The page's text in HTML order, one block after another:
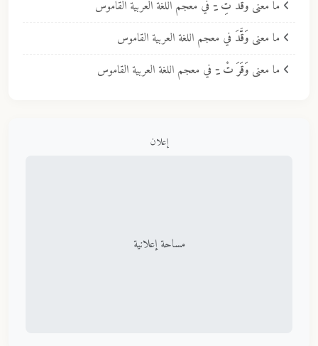
ما معنى وَقَدَ تِ -ِفي معجم اللغة العربية القاموس
ما معنى وَقَّدَ في معجم اللغة العربية القاموس
ما معنى وَقَرَ تْ -ِفي معجم اللغة العربية القاموس
إعلان
مساحة إعلانية